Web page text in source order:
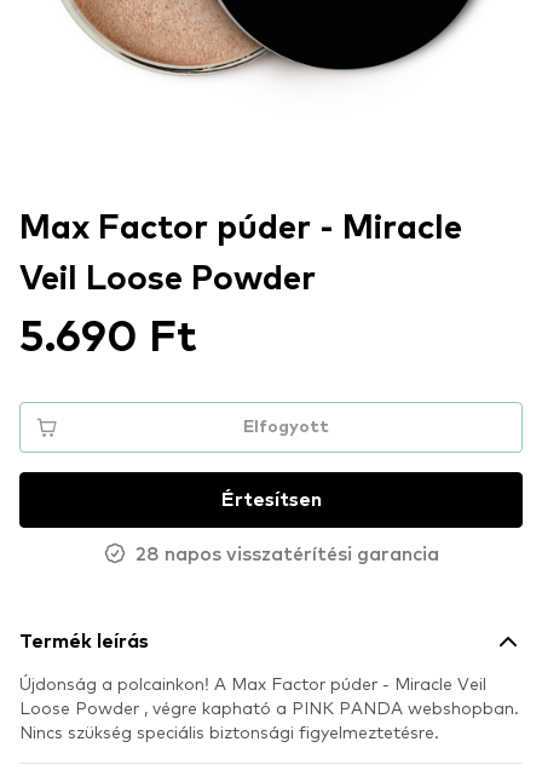
Max Factor púder - Miracle
Veil Loose Powder
5.690 Ft
Elfogyott
Értesítsen
28 napos visszatérítési garancia
Termék leírás
Újdonság a polcainkon! A Max Factor púder - Miracle Veil
Loose Powder , végre kapható a PINK PANDA webshopban.
Nincs szükség speciális biztonsági figyelmeztetésre.